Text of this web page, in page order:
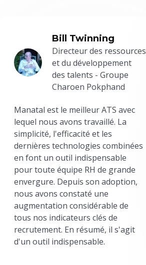
Bill Twinning
Directeur des ressources
et du développement
des talents - Groupe
Charoen Pokphand
Manatal est le meilleur ATS avec
lequel nous avons travaillé. La
simplicité, l'efficacité et les
dernières technologies combinées
en font un outil indispensable
pour toute équipe RH de grande
envergure. Depuis son adoption,
nous avons constaté une
augmentation considérable de
tous nos indicateurs clés de
recrutement. En résumé, il s'agit
d'un outil indispensable.